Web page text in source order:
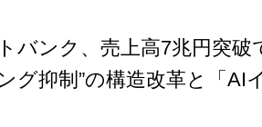
バンク、売上高7兆円突
グ抑制”の構造改革と「AI